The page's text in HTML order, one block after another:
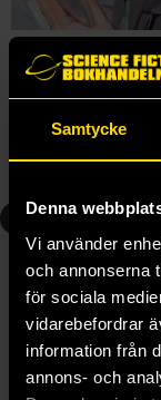
Samtycke
Denna
Vi använder
och annonserna
för sociala
vidarebefordrar
information från
annons- och
Tokyo Ghoul: re
Sui Ishida
159 kr
Längre leveranstid